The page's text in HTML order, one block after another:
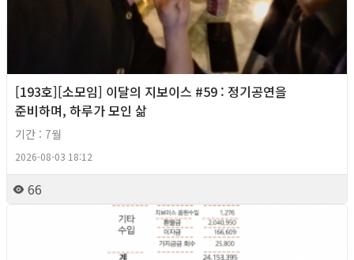
[193호][소모임] 이달의 지보이스 #59 : 정기공연을
준비하며, 하루가 모인 삶
기간 : 7월
2026-08-03 18:12
66